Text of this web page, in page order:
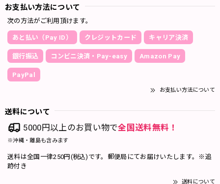
お支払い方法について
次の方法がご利用頂けます。
あと払い（Pay ID） クレジットカード キャリア決済
銀行振込 コンビニ決済・Pay-easy Amazon Pay
PayPal
お支払い方法について
送料について
5000円以上のお買い物で全国送料無料！
※沖縄・離島も含みます
送料は全国一律250円(税込)です。郵便局にてお届けいたします。※追
跡付き
送料について